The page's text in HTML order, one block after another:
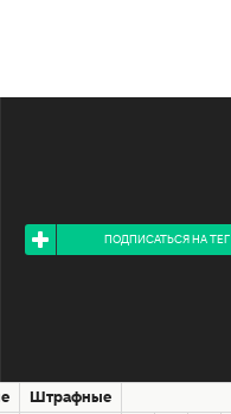
ПОДПИСАТЬСЯ НА ТЕГ
Штрафные